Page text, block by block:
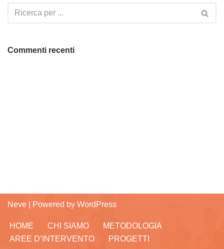
Commenti recenti
Neve | Powered by WordPress
HOME CHI SIAMO
METODOLOGIA
AREE D’INTERVENTO
PROGETTI